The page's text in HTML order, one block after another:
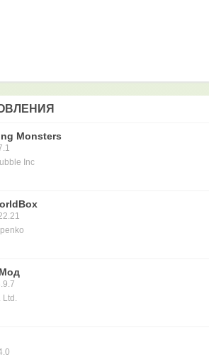
Monsters
Inc
Ltd.